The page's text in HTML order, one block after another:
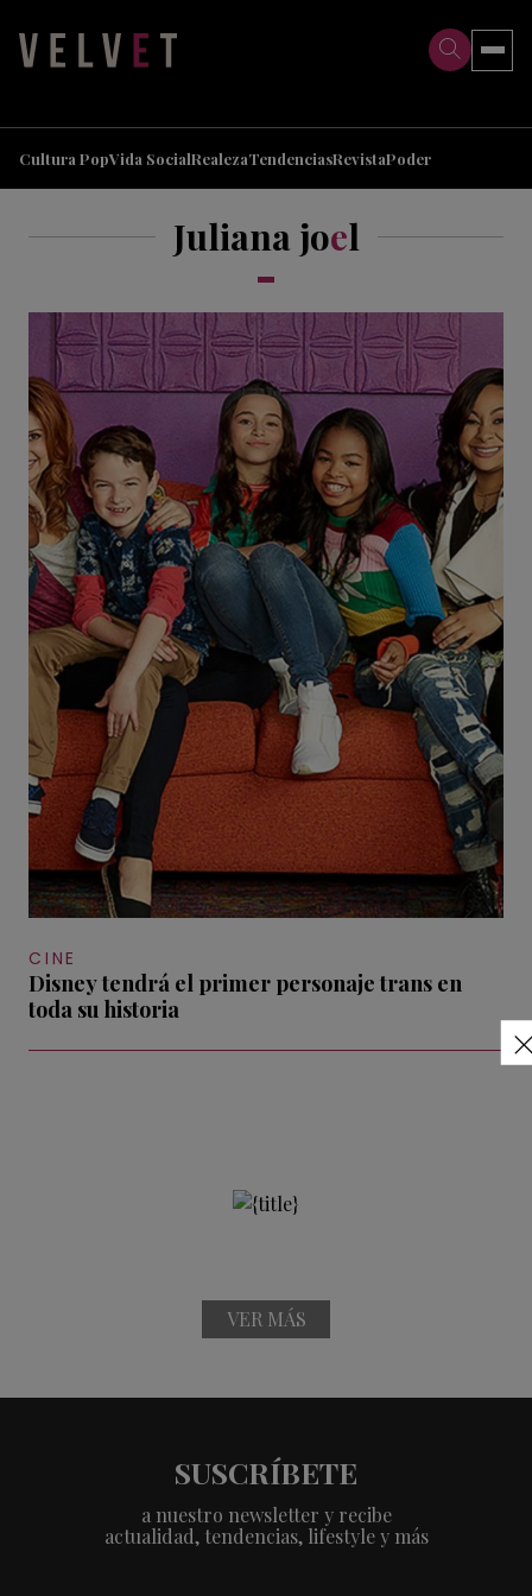
Cultura PopVida SocialRealezaTendenciasRevistaPoder
Juliana joel
CINE
Disney tendrá el primer personaje trans en
toda su historia
VER MÁS
SUSCRÍBETE
a nuestro newsletter y recibe
actualidad, tendencias, lifestyle y más